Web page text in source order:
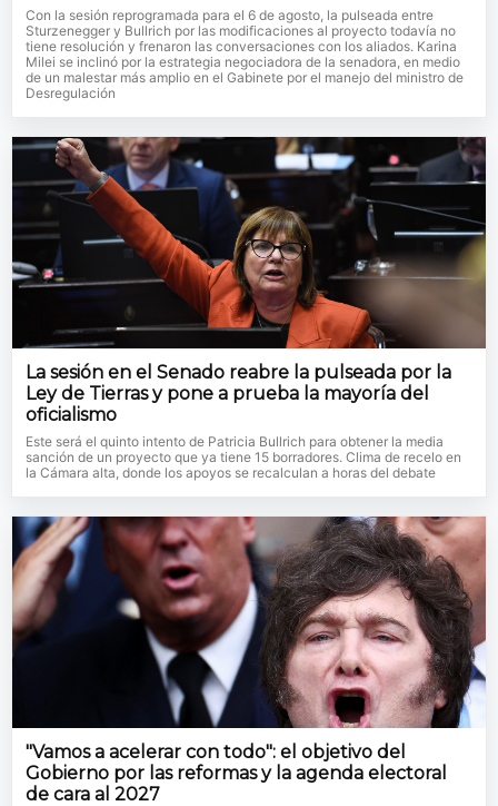
Con la sesión reprogramada para el 6 de agosto, la pulseada entre
Sturzenegger y Bullrich por las modificaciones al proyecto todavía no
tiene resolución y frenaron las conversaciones con los aliados. Karina
Milei se inclinó por la estrategia negociadora de la senadora, en medio
de un malestar más amplio en el Gabinete por el manejo del ministro de
Desregulación
La sesión en el Senado reabre la pulseada por la
Ley de Tierras y pone a prueba la mayoría del
oficialismo
Este será el quinto intento de Patricia Bullrich para obtener la media
sanción de un proyecto que ya tiene 15 borradores. Clima de recelo en
la Cámara alta, donde los apoyos se recalculan a horas del debate
"Vamos a acelerar con todo": el objetivo del
Gobierno por las reformas y la agenda electoral
de cara al 2027